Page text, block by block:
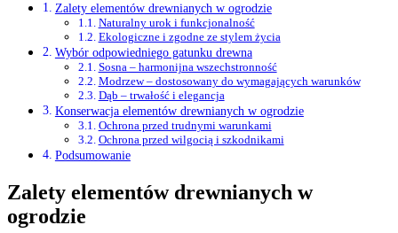
Zalety elementów drewnianych w ogrodzie
Naturalny urok i funkcjonalność
Ekologiczne i zgodne ze stylem życia
Wybór odpowiedniego gatunku drewna
Sosna – harmonijna wszechstronność
Modrzew – dostosowany do wymagających warunków
Dąb – trwałość i elegancja
Konserwacja elementów drewnianych w ogrodzie
Ochrona przed trudnymi warunkami
Ochrona przed wilgocią i szkodnikami
Podsumowanie
Zalety elementów drewnianych w
ogrodzie